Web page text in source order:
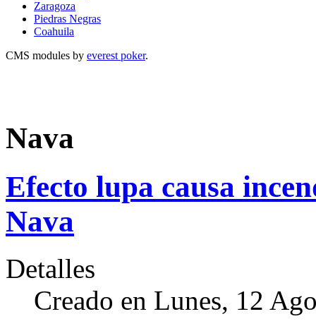
Zaragoza
Piedras Negras
Coahuila
CMS modules by everest poker.
Nava
Efecto lupa causa
Nava
Detalles
Creado en Lunes, 12